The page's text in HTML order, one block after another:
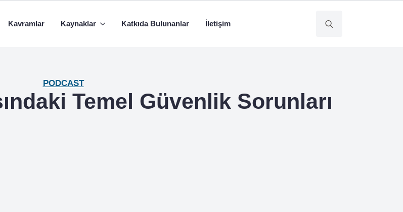
Kavramlar Kaynaklar Katkıda Bulunanlar İletişim
PODCAST
Temel Güvenlik Sorunları